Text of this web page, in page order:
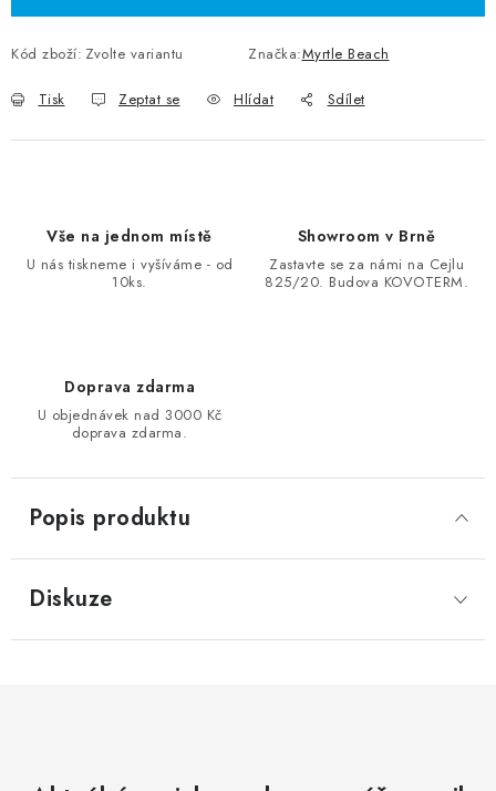
Kód zboží: Zvolte variantu Značka:Myrtle Beach
Tisk Zeptat se Hlídat Sdílet
Vše na jednom místě
U nás tiskneme i vyšíváme - od
10ks.
Showroom v Brně
Zastavte se za námi na Cejlu
825/20. Budova KOVOTERM.
Doprava zdarma
U objednávek nad 3000 Kč
doprava zdarma.
Popis produktu
Diskuze